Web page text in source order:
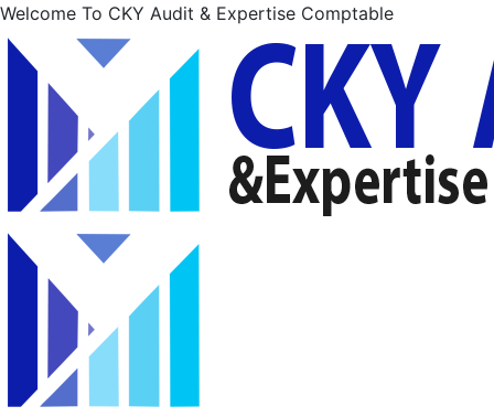
Welcome To CKY Audit & Expertise Comptable